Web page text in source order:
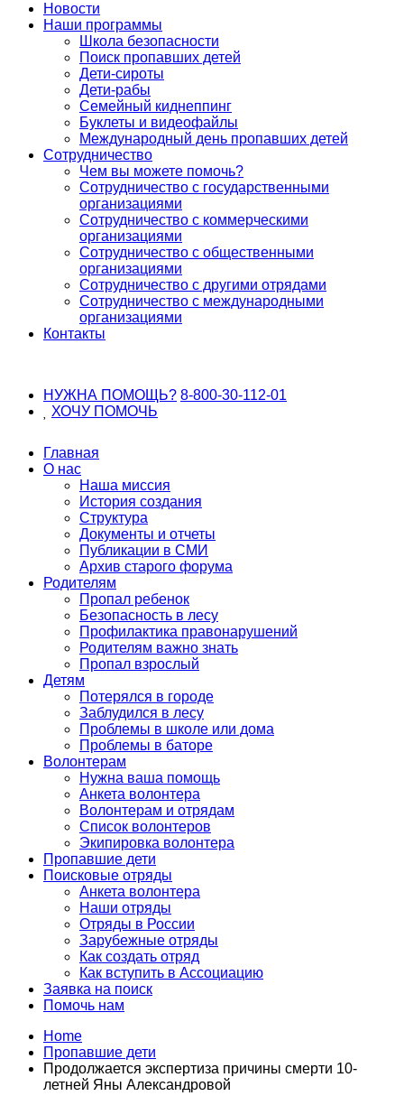
Новости
Наши программы
Школа безопасности
Поиск пропавших детей
Дети-сироты
Дети-рабы
Семейный киднеппинг
Буклеты и видеофайлы
Международный день пропавших детей
Сотрудничество
Чем вы можете помочь?
Сотрудничество с государственными
организациями
Сотрудничество с коммерческими
организациями
Сотрудничество с общественными
организациями
Сотрудничество с другими отрядами
Сотрудничество с международными
организациями
Контакты
НУЖНА ПОМОЩЬ? 8-800-30-112-01
ХОЧУ ПОМОЧЬ
Главная
О нас
Наша миссия
История создания
Структура
Документы и отчеты
Публикации в СМИ
Архив старого форума
Родителям
Пропал ребенок
Безопасность в лесу
Профилактика правонарушений
Родителям важно знать
Пропал взрослый
Детям
Потерялся в городе
Заблудился в лесу
Проблемы в школе или дома
Проблемы в баторе
Волонтерам
Нужна ваша помощь
Анкета волонтера
Волонтерам и отрядам
Список волонтеров
Экипировка волонтера
Пропавшие дети
Поисковые отряды
Анкета волонтера
Наши отряды
Отряды в России
Зарубежные отряды
Как создать отряд
Как вступить в Ассоциацию
Заявка на поиск
Помочь нам
Home
Пропавшие дети
Продолжается экспертиза причины смерти 10-
летней Яны Александровой